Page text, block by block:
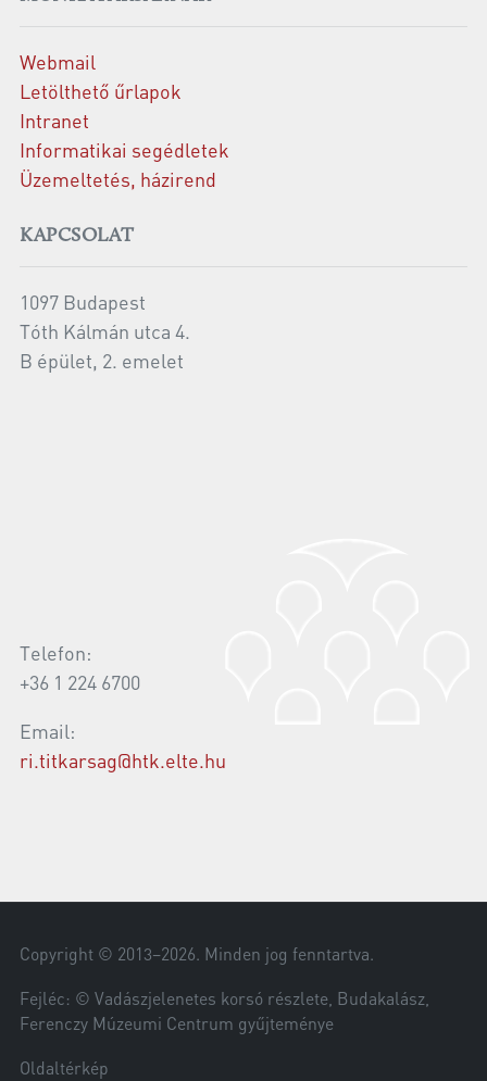
Webmail
Letölthető űrlapok
Intranet
Informatikai segédletek
Üzemeltetés, házirend
KAPCSOLAT
1097 Budapest
Tóth Kálmán utca 4.
B épület, 2. emelet
Telefon:
+36 1 224 6700
Email:
ri.titkarsag@htk.elte.hu
Copyright © 2013–2026. Minden jog fenntartva.
Fejléc: © Vadászjelenetes korsó részlete, Budakalász,
Ferenczy Múzeumi Centrum gyűjteménye
Oldaltérkép